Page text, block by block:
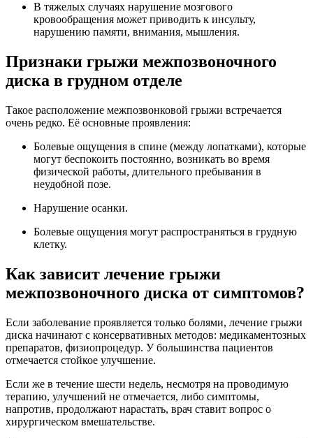
В тяжелых случаях нарушение мозгового
кровообращения может приводить к инсульту,
нарушению памяти, внимания, мышления.
Признаки грыжи межпозвоночного
диска в грудном отделе
Такое расположение межпозвонковой грыжи встречается
очень редко. Её основные проявления:
Болевые ощущения в спине (между лопатками), которые
могут беспокоить постоянно, возникать во время
физической работы, длительного пребывания в
неудобной позе.
Нарушение осанки.
Болевые ощущения могут распространяться в грудную
клетку.
Как зависит лечение грыжи
межпозвоночного диска от симптомов?
Если заболевание проявляется только болями, лечение грыжи
диска начинают с консервативных методов: медикаментозных
препаратов, физиопроцедур. У большинства пациентов
отмечается стойкое улучшение.
Если же в течение шести недель, несмотря на проводимую
терапию, улучшений не отмечается, либо симптомы,
напротив, продолжают нарастать, врач ставит вопрос о
хирургическом вмешательстве.